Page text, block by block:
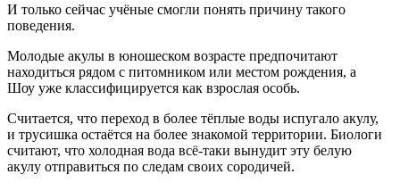
И только сейчас учёные смогли понять причину такого
поведения.
Молодые акулы в юношеском возрасте предпочитают
находиться рядом с питомником или местом рождения, а
Шоу уже классифицируется как взрослая особь.
Считается, что переход в более тёплые воды испугало акулу,
и трусишка остаётся на более знакомой территории. Биологи
считают, что холодная вода всё-таки вынудит эту белую
акулу отправиться по следам своих сородичей.